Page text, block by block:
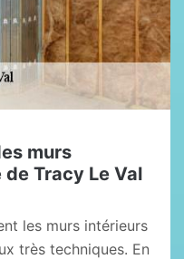
murs
Tracy Le Val
les murs intérieurs
très techniques. En